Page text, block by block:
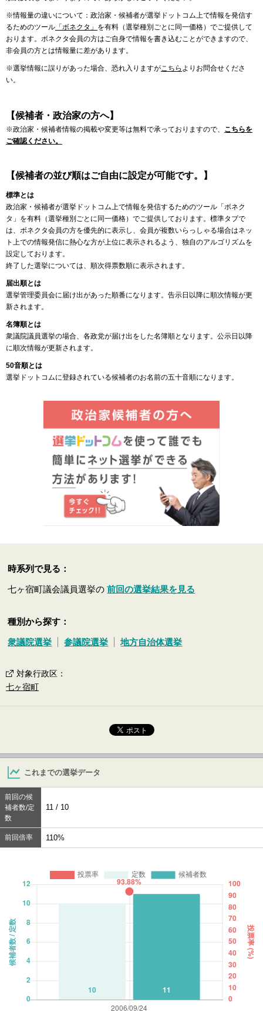
※情報量の違いについて：政治家・候補者が選挙ドットコム上で情報を発信す
るためのツール 「ボネクタ」 を有料（選挙種別ごとに同一価格）でご提供して
おります。ボネクタ会員の方はご自身で情報を書き込むことができますので、
非会員の方とは情報量に差があります。
※選挙情報に誤りがあった場合、恐れ入りますがこちら よりお問合せくださ
い。
【候補者・政治家の方へ】
※政治家・候補者情報の掲載や変更等は無料で承っておりますので、 こちらを
ご確認ください。
【候補者の並び順はご自由に設定が可能です。】
標準とは
政治家・候補者が選挙ドットコム上で情報を発信するためのツール「ボネク
タ」を有料（選挙種別ごとに同一価格）でご提供しております。標準タブで
は、ボネクタ会員の方を優先的に表示し、会員が複数いらっしゃる場合はネッ
ト上での情報発信に熱心な方が上位に表示されるよう、独自のアルゴリズムを
設定しております。
終了した選挙については、順次得票数順に表示されます。
届出順とは
選挙管理委員会に届け出があった順番になります。告示日以降に順次情報が更
新されます。
名簿順とは
衆議院議員選挙の場合、各政党が届け出をした名簿順となります。公示日以降
に順次情報が更新されます。
50音順とは
選挙ドットコムに登録されている候補者のお名前の五十音順になります。
時系列で見る：
七ヶ宿町議会議員選挙の前回の選挙結果を見る
種別から探す：
衆議院選挙 参議院選挙 地方自治体選挙
対象行政区 ：
七ヶ宿町
これまでの選挙データ
前回の候
補者数/定
数
11 / 10
前回倍率 110%